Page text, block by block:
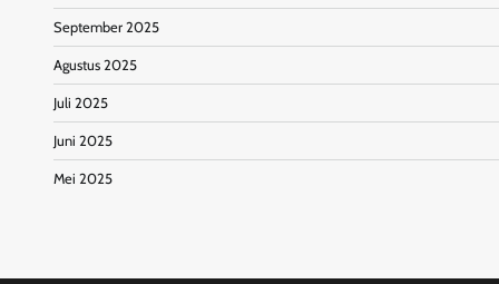
September 2025
Agustus 2025
Juli 2025
Juni 2025
Mei 2025